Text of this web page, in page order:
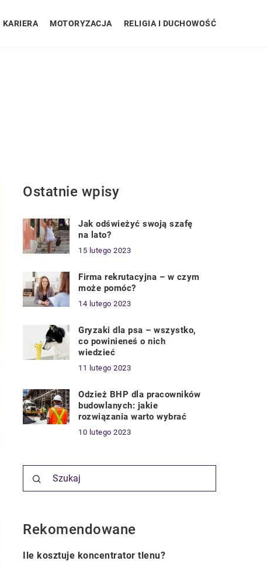
KARIERA MOTORYZACJA RELIGIA I DUCHOWOŚĆ
Ostatnie wpisy
Jak odświeżyć swoją szafę
na lato?
15 lutego 2023
Firma rekrutacyjna – w czym
może pomóc?
14 lutego 2023
Gryzaki dla psa – wszystko,
co powinieneś o nich
wiedzieć
11 lutego 2023
Odzież BHP dla pracowników
budowlanych: jakie
rozwiązania warto wybrać
10 lutego 2023
Rekomendowane
ZDROWIE
Ile kosztuje koncentrator tlenu?